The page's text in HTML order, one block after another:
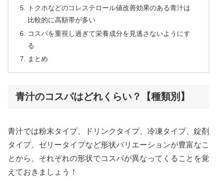
トクホなどのコレステロール値改善効果のある青汁は
比較的に高額帯が多い
コスパを重視し過ぎて栄養成分を見逃さないようにす
る
まとめ
青汁のコスパはどれくらい？【種類別】
青汁では粉末タイプ、ドリンクタイプ、冷凍タイプ、錠剤
タイプ、ゼリータイプなど形状バリエーションが豊富なこ
とから、それぞれの形状でコスパが異なってくることを覚
えておきましょう！